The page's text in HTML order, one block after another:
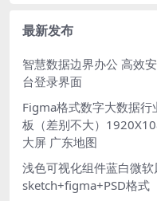
1005
最新发布
智慧数据边界办公 高效
台登录界面
Figma格式数字大数据
板（差别不大）
大屏 广东地图
浅色可视化组件蓝白微
sketch+figma+PSD格式